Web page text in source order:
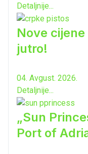
Detaljnije...
Nove
jutro!
04. Avgust. 2026.
Detaljnije...
„Sun
Port of